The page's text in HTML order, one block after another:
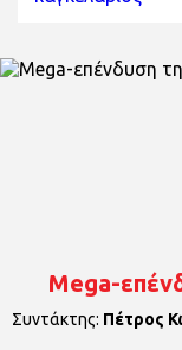
Mega-
Συντάκτης: Πέτρος